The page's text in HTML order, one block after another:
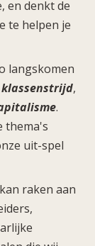
en denkt de
te helpen je
langskomen
klassenstrijd,
.
thema's
uit-spel
raken aan